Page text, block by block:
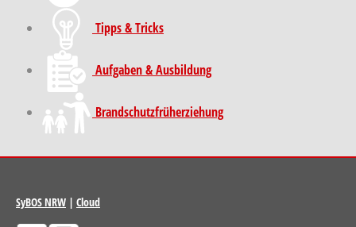
Tipps & Tricks
Aufgaben & Ausbildung
Brand­schutz­früh­erziehung
SyBOS NRW | Cloud